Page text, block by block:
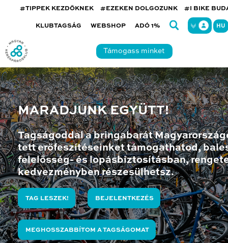
#TIPPEK KEZDŐKNEK #EZEKEN DOLGOZUNK #I BIKE
KLUBTAGSÁG WEBSHOP ADÓ 1% HU
Támogass minket
MARADJUNK EGYÜTT!
Tagságoddal a bringabarát
tett erőfeszítéseinket támogathatod,
felelősség- és lopásbiztosításban,
kedvezményben részesülhetsz.
TAG LESZEK! BEJELENTKEZÉS
MEGHOSSZABBÍTOM A TAGSÁGOMAT